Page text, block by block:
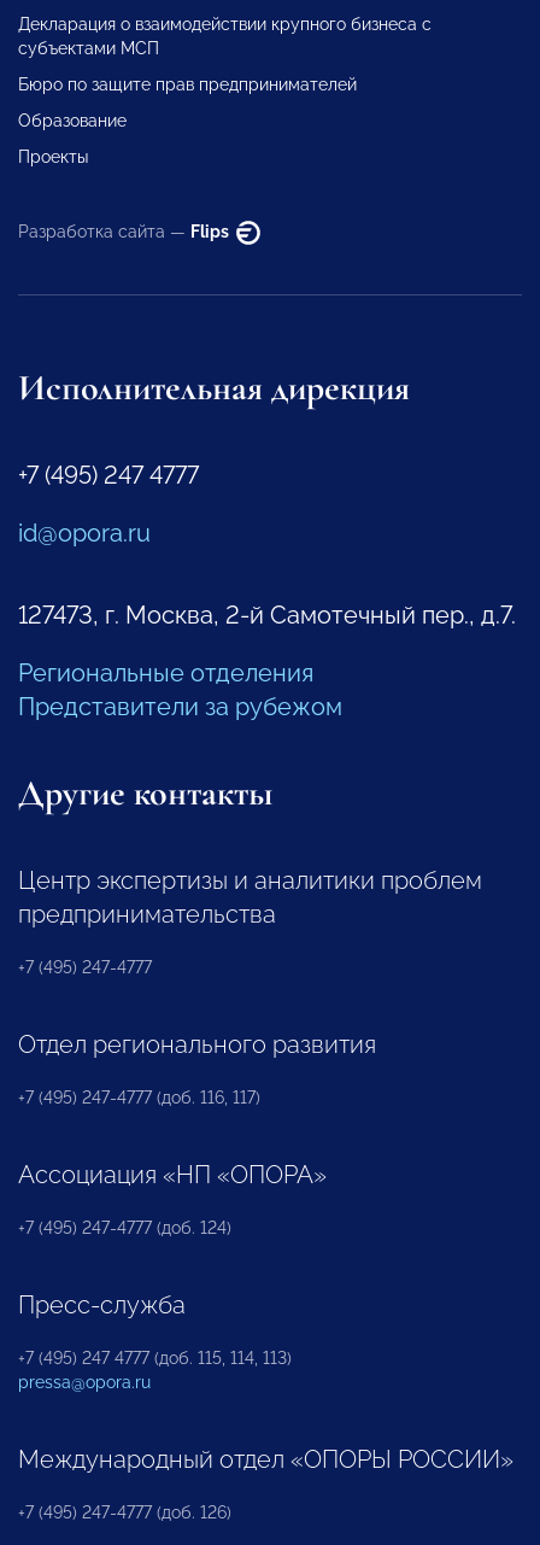
Декларация о взаимодействии крупного бизнеса с
субъектами МСП
Бюро по защите прав предпринимателей
Образование
Проекты
Разработка сайта — Flips
Исполнительная дирекция
+7 (495) 247 4777
id@opora.ru
127473, г. Москва, 2-й Самотечный пер., д.7.
Региональные отделения
Представители за рубежом
Другие контакты
Центр экспертизы и аналитики проблем
предпринимательства
+7 (495) 247-4777
Отдел регионального развития
+7 (495) 247-4777 (доб. 116, 117)
Ассоциация «НП «ОПОРА»
+7 (495) 247-4777 (доб. 124)
Пресс-служба
+7 (495) 247 4777 (доб. 115, 114, 113)
pressa@opora.ru
Международный отдел «ОПОРЫ РОССИИ»
+7 (495) 247-4777 (доб. 126)